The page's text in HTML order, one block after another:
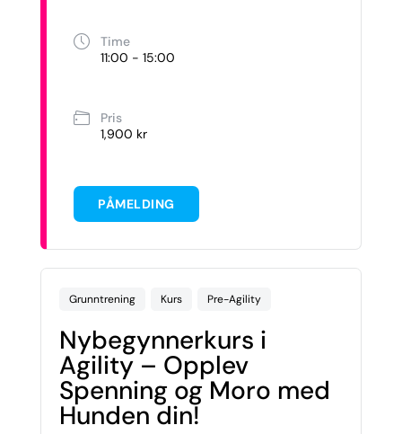
Time
11:00 - 15:00
Pris
1,900 kr
PÅMELDING
Grunntrening Kurs Pre-Agility
Nybegynnerkurs i
Agility – Opplev
Spenning og Moro med
Hunden din!